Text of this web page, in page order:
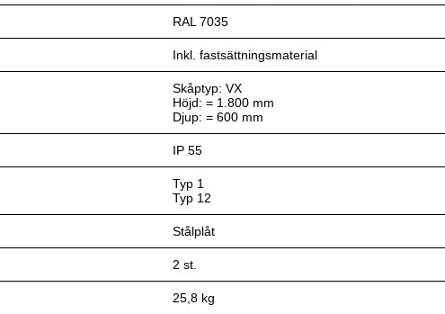
RAL 7035
Inkl. fastsättningsmaterial
Skåptyp: VX
Höjd: = 1.800 mm
Djup: = 600 mm
IP 55
Typ 1
Typ 12
Stålplåt
2 st.
25,8 kg